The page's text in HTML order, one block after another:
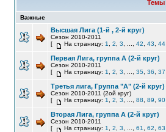
Темы
Важные
Высшая Лига (1-й , 2-й круг)
Сезон 2010-2011
[
На страницу: 1 2 3 42 43 44
Первая Лига, группа А (2-й круг)
Сезон 2010-2011
[
На страницу: 1 2 3 35 36 37
Третья лига, Группа "А" (2-й круг)
Сезон 2010-2011 (2ой круг)
[
На страницу: 1 2 3 88 89 90
Вторая Лига, группа А (2-й круг)
Сезон 2010-2011
[
На страницу: 1 2 3 61 62 63